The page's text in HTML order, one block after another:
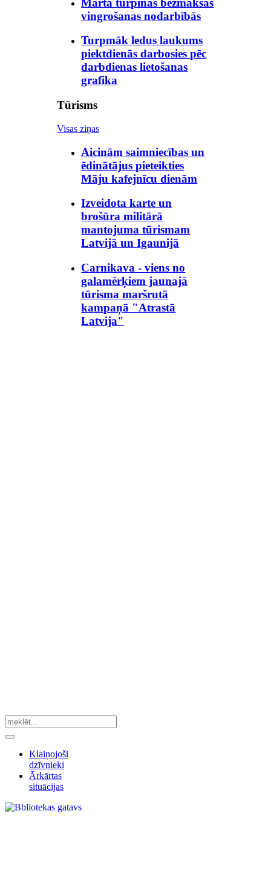
Martā turpinās bezmaksas
vingrošanas nodarbībās
Turpmāk ledus laukums
piektdienās darbosies pēc
darbdienas lietošanas
grafika
Tūrisms
Visas ziņas
Aicinām saimniecības un
ēdinātājus pieteikties
Māju kafejnīcu dienām
Izveidota karte un
brošūra militārā
mantojuma tūrismam
Latvijā un Igaunijā
Carnikava - viens no
galamērķiem jaunajā
tūrisma maršrutā
kampaņā "Atrastā
Latvija"
Klaiņojoši
dzīvnieki
Ārkārtas
situācijas